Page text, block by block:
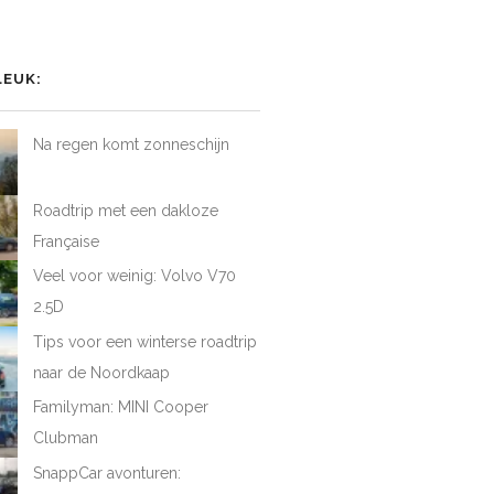
op
Na regen komt zonneschijn
Roadtrip met een dakloze
Française
Veel voor weinig: Volvo V70
2.5D
Tips voor een winterse roadtrip
naar de Noordkaap
Familyman: MINI Cooper
Clubman
SnappCar avonturen: